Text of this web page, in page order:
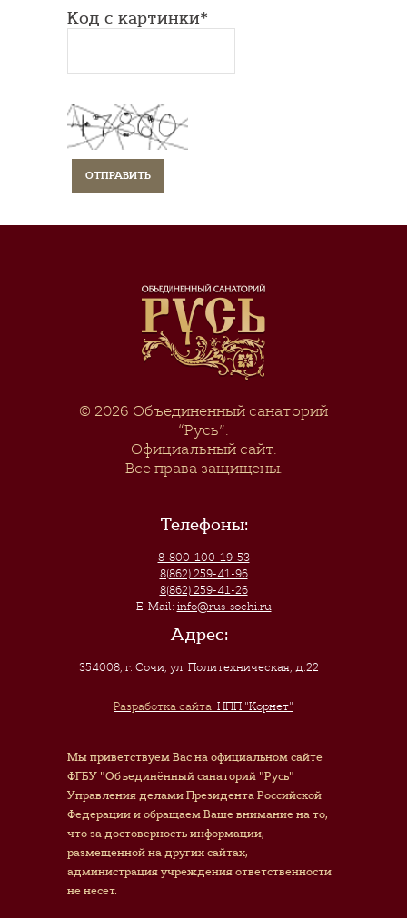
Код с картинки*
© 2026 Объединенный санаторий
“Русь”.
Официальный сайт.
Все права защищены.
Телефоны:
8-800-100-19-53
8(862) 259-41-96
8(862) 259-41-26
E-Mail: info@rus-sochi.ru
Адрес:
354008, г. Сочи,ул. Политехническая, д.22
Разработка сайта: НПП "Корнет"
Мы приветствуем Вас на официальном сайте
ФГБУ "Объединённый санаторий "Русь"
Управления делами Президента Российской
Федерации и обращаем Ваше внимание на то,
что за достоверность информации,
размещенной на других сайтах,
администрация учреждения ответственности
не несет.